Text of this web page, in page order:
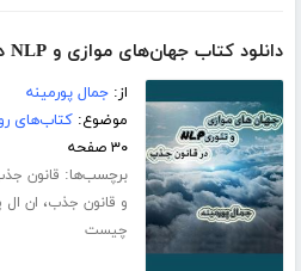
دانلود کتاب جهان‌های موازی و NLP در قانون جذب
از:جمال پورمینه
موضوع:کتاب‌های
۳۰ صفحه
برچسب‌ها: قانون
و قانون جذب، ان
چیست